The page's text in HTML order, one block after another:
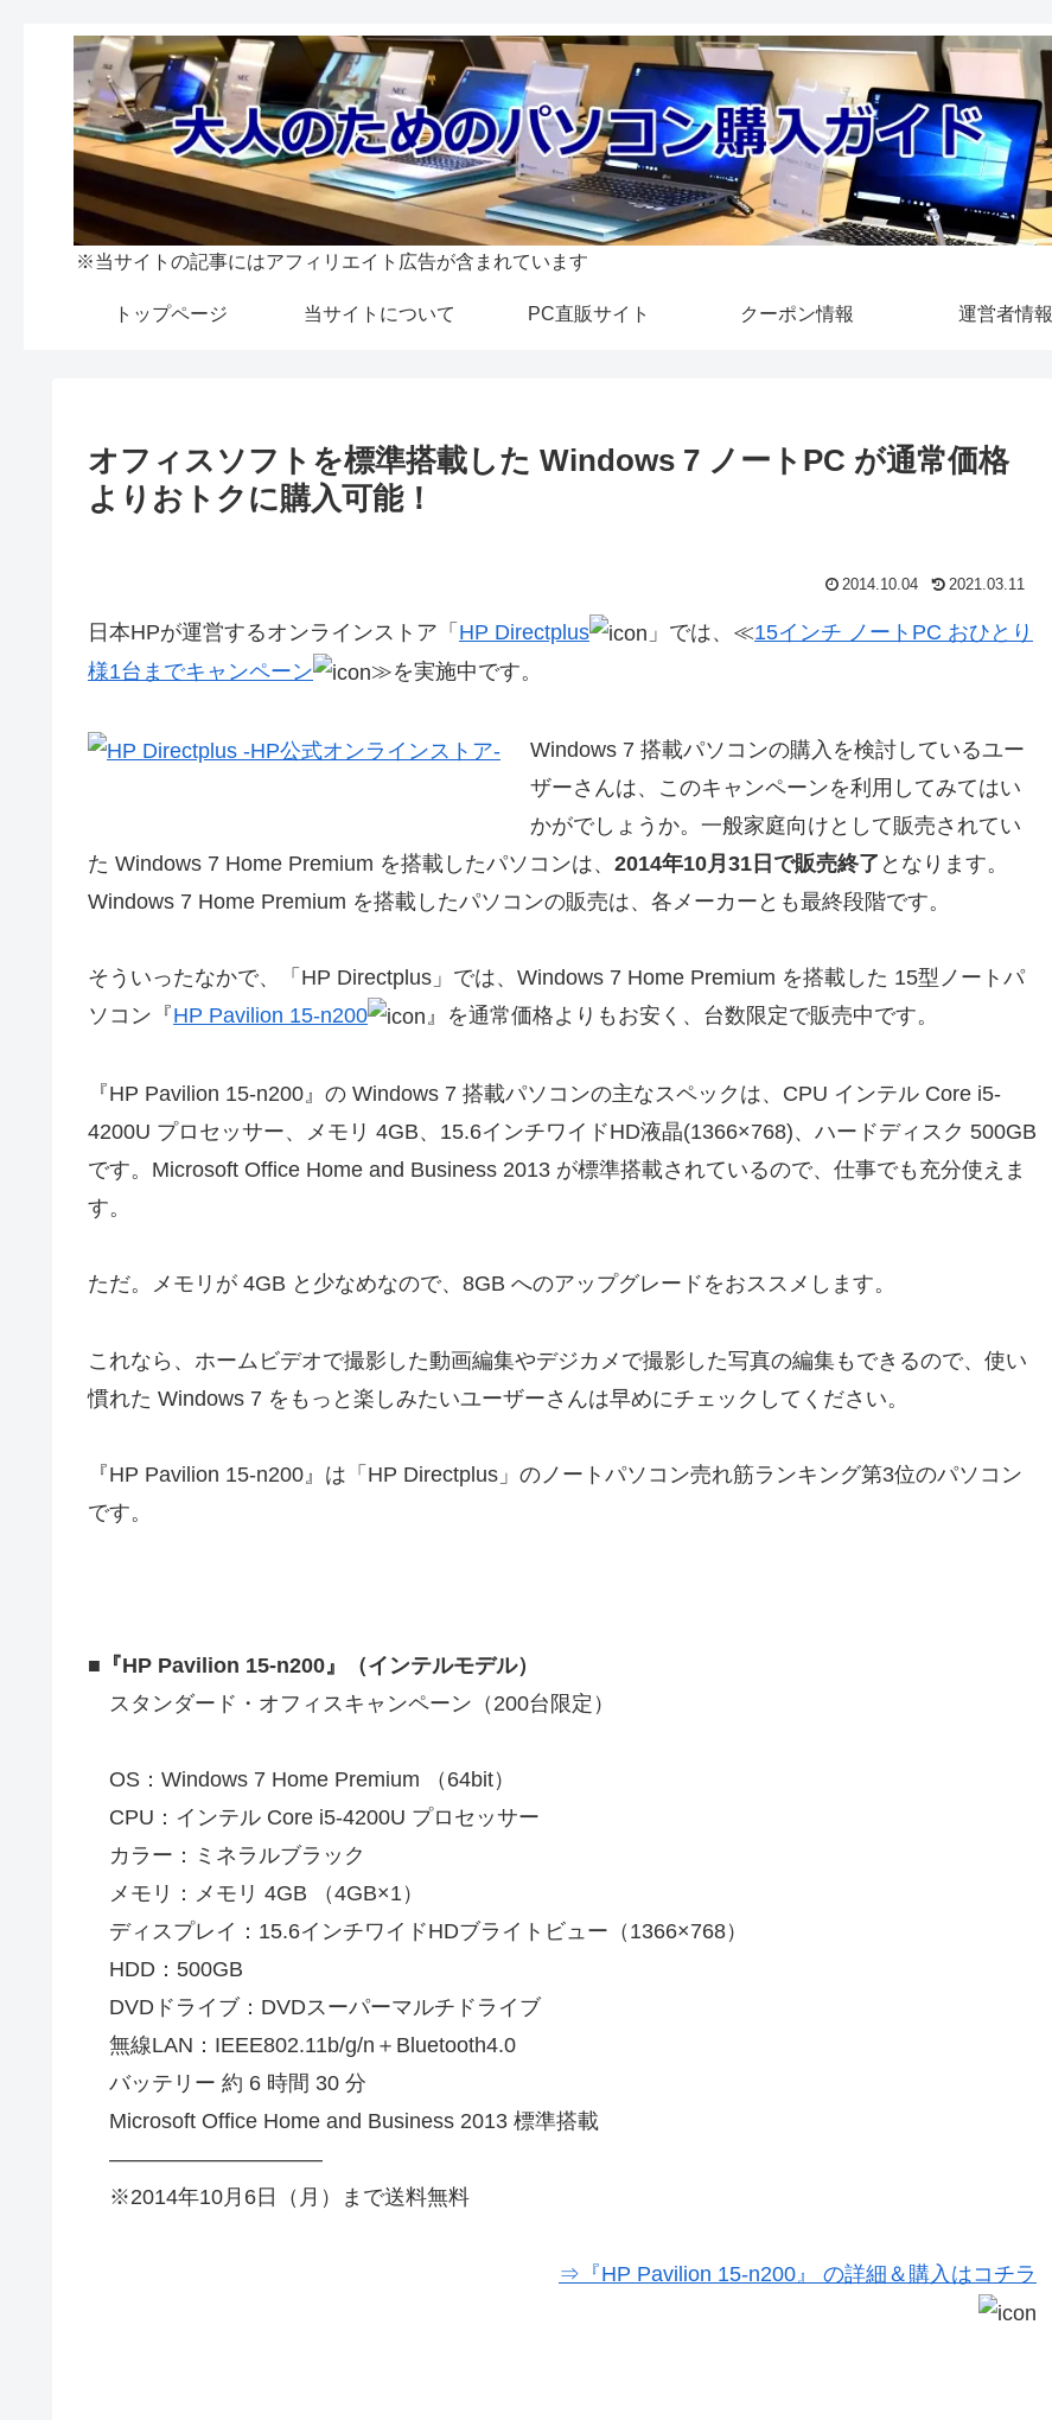
※当サイトの記事にはアフィリエイト広告が含まれています
トップページ 当サイトについて PC直販サイト クーポン情報 運営者情報
オフィスソフトを標準搭載した Windows 7 ノートPC が通常価格
よりおトクに購入可能！
2014.10.04 2021.03.11
日本HPが運営するオンラインストア「 HP Directplus 」では、≪15インチ ノートPC おひとり
様1台までキャンペーン
≫を実施中です。
Windows 7 搭載パソコンの購入を検討しているユー
ザーさんは、このキャンペーンを利用してみてはい
かがでしょうか。一般家庭向けとして販売されてい
た Windows 7 Home Premium を搭載したパソコンは、 2014年10月31日で販売終了 となります。
Windows 7 Home Premium を搭載したパソコンの販売は、各メーカーとも最終段階です。
そういったなかで、「HP Directplus」では、Windows 7 Home Premium を搭載した 15型ノートパ
ソコン『HP Pavilion 15-n200 』を通常価格よりもお安く、台数限定で販売中です。
『HP Pavilion 15-n200』の Windows 7 搭載パソコンの主なスペックは、CPU インテル Core i5-
4200U プロセッサー、メモリ 4GB、15.6インチワイドHD液晶(1366×768)、ハードディスク 500GB
です。Microsoft Office Home and Business 2013 が標準搭載されているので、仕事でも充分使えま
す。
ただ。メモリが 4GB と少なめなので、8GB へのアップグレードをおススメします。
これなら、ホームビデオで撮影した動画編集やデジカメで撮影した写真の編集もできるので、使い
慣れた Windows 7 をもっと楽しみたいユーザーさんは早めにチェックしてください。
『HP Pavilion 15-n200』は「HP Directplus」のノートパソコン売れ筋ランキング第3位のパソコン
です。
■『HP Pavilion 15-n200』（インテルモデル）
スタンダード・オフィスキャンペーン（200台限定）
OS：Windows 7 Home Premium （64bit）
CPU：インテル Core i5-4200U プロセッサー
カラー：ミネラルブラック
メモリ：メモリ 4GB （4GB×1）
ディスプレイ：15.6インチワイドHDブライトビュー（1366×768）
HDD：500GB
DVDドライブ：DVDスーパーマルチドライブ
無線LAN：IEEE802.11b/g/n＋Bluetooth4.0
バッテリー 約 6 時間 30 分
Microsoft Office Home and Business 2013 標準搭載
——————————
※2014年10月6日（月）まで送料無料
⇒『HP Pavilion 15-n200』 の詳細＆購入はコチラ